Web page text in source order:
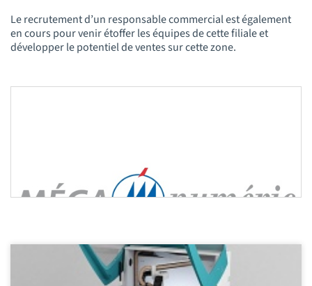
Le recrutement d’un responsable commercial est également
en cours pour venir étoffer les équipes de cette filiale et
développer le potentiel de ventes sur cette zone.